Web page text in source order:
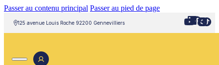
Passer au contenu principal Passer au pied de page
125 avenue Louis Roche 92200 Gennevilliers